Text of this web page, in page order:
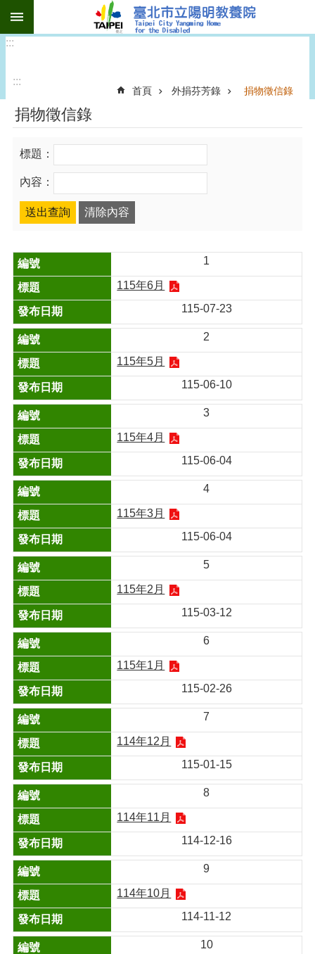
跳到主要內容區塊
:::
:::
首頁 外捐芬芳錄 捐物徵信錄
捐物徵信錄
標題：
內容：
1
115年6月
115-07-23
2
115年5月
115-06-10
3
115年4月
115-06-04
4
115年3月
115-06-04
5
115年2月
115-03-12
6
115年1月
115-02-26
7
114年12月
115-01-15
8
114年11月
114-12-16
9
114年10月
114-11-12
10